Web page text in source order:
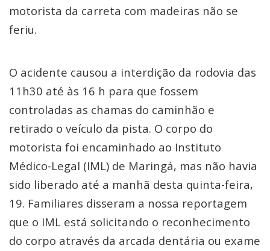
motorista da carreta com madeiras não se
feriu.
O acidente causou a interdição da rodovia das
11h30 até às 16 h para que fossem
controladas as chamas do caminhão e
retirado o veículo da pista. O corpo do
motorista foi encaminhado ao Instituto
Médico-Legal (IML) de Maringá, mas não havia
sido liberado até a manhã desta quinta-feira,
19. Familiares disseram a nossa reportagem
que o IML está solicitando o reconhecimento
do corpo através da arcada dentária ou exame